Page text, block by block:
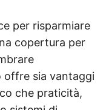
per risparmiare
copertura per
offre sia vantaggi
che praticità,